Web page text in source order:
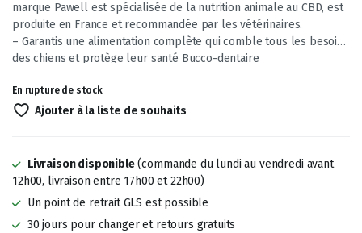
marque Pawell est spécialisée de la nutrition animale au CBD, est
produite en France et recommandée par les vétérinaires.
– Garantis une alimentation complète qui comble tous les besoins
des chiens et protège leur santé Bucco-dentaire
maladies rénales ou urinaires
– Enfin, pour le côté appétissant ! Les chiens sont très attirés par
De la viande de bœuf (65%), un bouillon d’eau enrichie
en minéraux (29.8%) et de l’huile de chanvre (0.2%) et
des légumes – Carotte & courgette, patate douce & betterave
(5%) . C’est tout. Et c’est bien suffisant !
En rupture de stock
Ajouter à la liste de souhaits
Livraison disponible(commande du lundi au vendredi avant
12h00, livraison entre 17h00 et 22h00)
Un point de retrait GLS est possible
30 jours pour changer et retours gratuits